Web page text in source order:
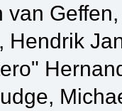
van
Hendrik